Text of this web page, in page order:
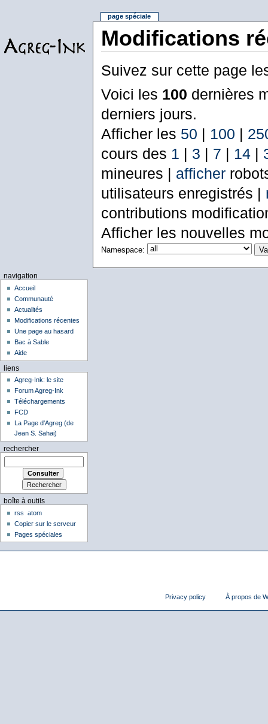
Modifications
Suivez sur cette page
Voici les 100 dernières
derniers jours.
Afficher les 50 | 100 |
cours des 1 | 3 | 7 | 14|
mineures | afficher
utilisateurs enregistrés |
contributions
Afficher les nouvelles
Namespace:
page spéciale
navigation
Accueil
Communauté
Actualités
Modifications récentes
Une page au hasard
Bac à Sable
Aide
liens
Agreg-Ink: le site
Forum Agreg-Ink
Téléchargements
FCD
La Page d'Agreg (de
Jean S. Sahai)
rechercher
boîte à outils
rss
atom
Copier sur le serveur
Pages spéciales
Privacy policy À propos de